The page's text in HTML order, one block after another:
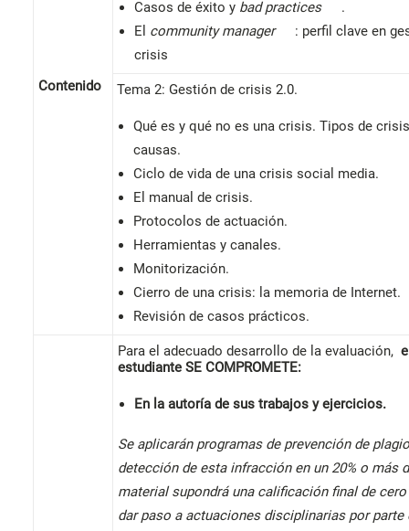
Contenido
Casos de éxito y bad practices
.
El community manager
: perfil clave en
crisis
Tema 2: Gestión de crisis 2.0.
Qué es y qué no es una crisis. Tipos de
causas.
Ciclo de vida de una crisis social media.
El manual de crisis.
Protocolos de actuación.
Herramientas y canales.
Monitorización.
Cierro de una crisis: la memoria de Internet.
Revisión de casos prácticos.
Para el adecuado desarrollo de la evaluación,
estudiante SE COMPROMETE:
En la autoría de sus trabajos y ejercicios.
Se aplicarán programas de prevención de
detección de esta infracción en un 20% o más
material supondrá una calificación final de cero
dar paso a actuaciones disciplinarias por parte